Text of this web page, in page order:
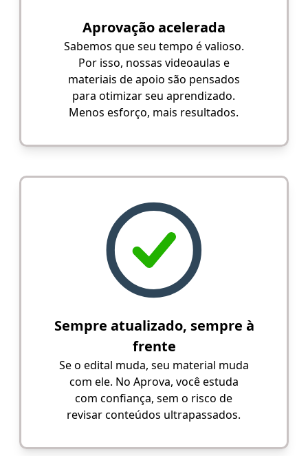
Aprovação acelerada
Sabemos que seu tempo é valioso.
Por isso, nossas videoaulas e
materiais de apoio são pensados
para otimizar seu aprendizado.
Menos esforço, mais resultados.
Sempre atualizado, sempre à
frente
Se o edital muda, seu material muda
com ele. No Aprova, você estuda
com confiança, sem o risco de
revisar conteúdos ultrapassados.